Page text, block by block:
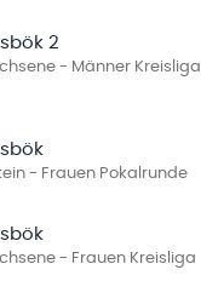
2
- Männer Kreisliga
- Frauen Pokalrunde
- Frauen Kreisliga